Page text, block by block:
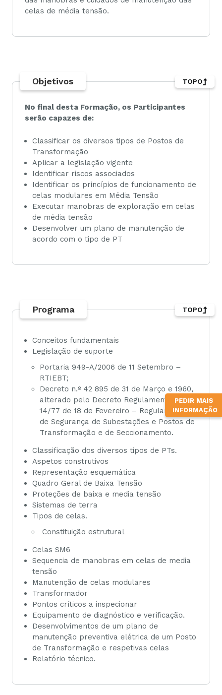
PEDIR MAIS
INFORMAÇÃO
celas de média tensão.
Objetivos
No final desta Formação, os Participantes
serão capazes de:
Classificar os diversos tipos de Postos de
Transformação
Aplicar a legislação vigente
Identificar riscos associados
Identificar os princípios de funcionamento de
celas modulares em Média Tensão
Executar manobras de exploração em celas
de média tensão
Desenvolver um plano de manutenção de
acordo com o tipo de PT
TOPO
Programa
Conceitos fundamentais
Legislação de suporte
Portaria 949-A/2006 de 11 Setembro –
RTIEBT;
Decreto n.º 42 895 de 31 de Março e 1960,
alterado pelo Decreto Regulamentar n.º
14/77 de 18 de Fevereiro – Regulamento
de Segurança de Subestações e Postos de
Transformação e de Seccionamento.
Classificação dos diversos tipos de PTs.
Aspetos construtivos
Representação esquemática
Quadro Geral de Baixa Tensão
Proteções de baixa e media tensão
Sistemas de terra
Tipos de celas.
Constituição estrutural
Celas SM6
Sequencia de manobras em celas de media
tensão
Manutenção de celas modulares
Transformador
Pontos críticos a inspecionar
Equipamento de diagnóstico e verificação.
Desenvolvimentos de um plano de
manutenção preventiva elétrica de um Posto
de Transformação e respetivas celas
Relatório técnico.
TOPO